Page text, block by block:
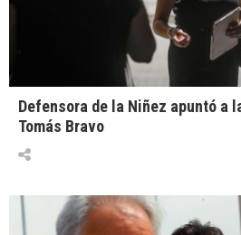
Defensora de la Niñez apuntó a
Tomás Bravo